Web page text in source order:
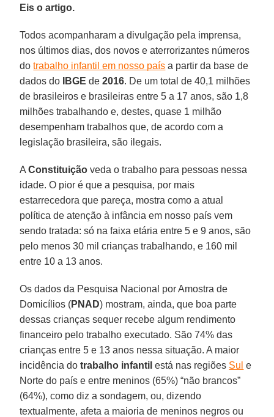
Eis o artigo.
Todos acompanharam a divulgação pela imprensa,
nos últimos dias, dos novos e aterrorizantes números
dotrabalho infantil em nosso país a partir da base de
dados do
IBGE de 2016. De um total de 40,1 milhões
de brasileiros e brasileiras entre 5 a 17 anos, são 1,8
milhões trabalhando e, destes, quase 1 milhão
desempenham trabalhos que, de acordo com a
legislação brasileira, são ilegais.
AConstituição veda o trabalho para pessoas nessa
idade. O pior é que a pesquisa, por mais
estarrecedora que pareça, mostra como a atual
política de atenção à infância em nosso país vem
sendo tratada: só na faixa etária entre 5 e 9 anos, são
pelo menos 30 mil crianças trabalhando, e 160 mil
entre 10 a 13 anos.
Os dados da Pesquisa Nacional por Amostra de
Domicílios (PNAD) mostram, ainda, que boa parte
dessas crianças sequer recebe algum rendimento
financeiro pelo trabalho executado. São 74% das
crianças entre 5 e 13 anos nessa situação. A maior
incidência dotrabalho infantil está nas regiões Sul e
Norte do país e entre meninos (65%) “não brancos”
(64%), como diz a sondagem, ou, dizendo
textualmente, afeta a maioria de meninos negros ou